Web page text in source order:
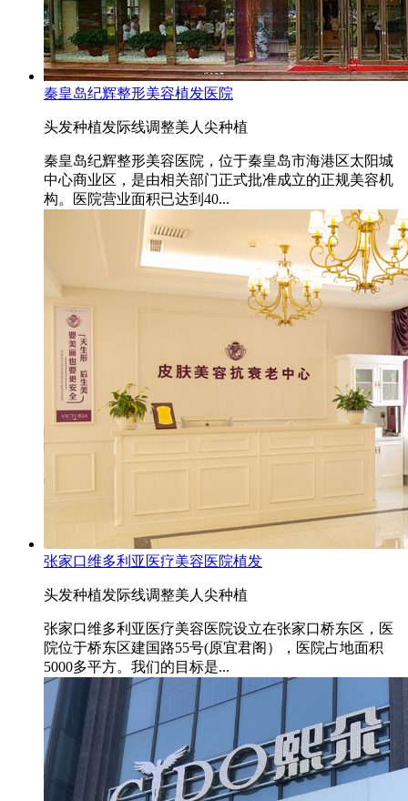
秦皇岛纪辉整形美容植发医院
头发种植发际线调整美人尖种植
秦皇岛纪辉整形美容医院，位于秦皇岛市海港区太阳城
中心商业区，是由相关部门正式批准成立的正规美容机
构。医院营业面积已达到40...
张家口维多利亚医疗美容医院植发
头发种植发际线调整美人尖种植
张家口维多利亚医疗美容医院设立在张家口桥东区，医
院位于桥东区建国路55号(原宜君阁），医院占地面积
5000多平方。我们的目标是...